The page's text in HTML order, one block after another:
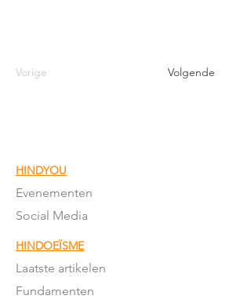
Vorige Volgende
HINDYOU
Evenementen
Social Media
HINDOEÏSME
Laatste artikelen
Fundamenten